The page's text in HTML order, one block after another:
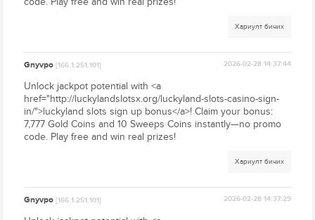
Хариулт бичих
Gnyvpo[166.1.251.101] 2026-02-28 14:37:44
Unlock jackpot potential with <a
href="http://luckylandslotsx.org/luckyland-slots-casino-sign-
in/">luckyland slots sign up bonus</a>! Claim your bonus:
7,777 Gold Coins and 10 Sweeps Coins instantly—no promo
code. Play free and win real prizes!
Хариулт бичих
Gnyvpo[166.1.251.101] 2026-02-28 14:37:29